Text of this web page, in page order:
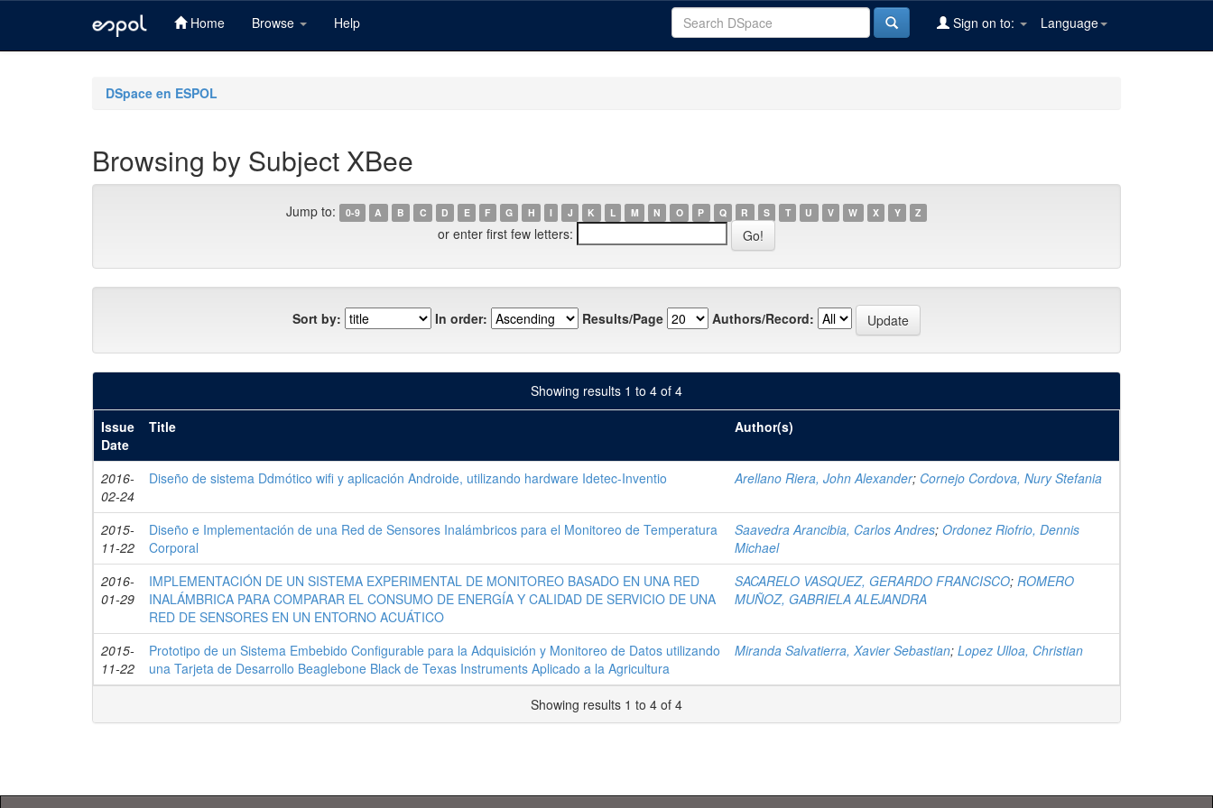
Home Browse Help Language
Sign on to:
DSpace en ESPOL
Browsing by Subject XBee
Jump to: 0-9 A B C D E F G H I J K L M N O P Q R S T U V W X Y Z
or enter first few letters:
Sort by: In order: Results/Page Authors/Record:
Showing results 1 to 4 of 4
Issue
Date
Title Author(s)
2016-
02-24
Diseño de sistema Ddmótico wifi y aplicación Androide, utilizando hardware Idetec-Inventio Arellano Riera, John Alexander; Cornejo Cordova, Nury Stefania
2015-
11-22
Diseño e Implementación de una Red de Sensores Inalámbricos para el Monitoreo de Temperatura
Corporal
Saavedra Arancibia, Carlos Andres; Ordonez Riofrio, Dennis
Michael
2016-
01-29
IMPLEMENTACIÓN DE UN SISTEMA EXPERIMENTAL DE MONITOREO BASADO EN UNA RED
INALÁMBRICA PARA COMPARAR EL CONSUMO DE ENERGÍA Y CALIDAD DE SERVICIO DE UNA
RED DE SENSORES EN UN ENTORNO ACUÁTICO
SACARELO VASQUEZ, GERARDO FRANCISCO; ROMERO
MUÑOZ, GABRIELA ALEJANDRA
2015-
11-22
Prototipo de un Sistema Embebido Configurable para la Adquisición y Monitoreo de Datos utilizando
una Tarjeta de Desarrollo Beaglebone Black de Texas Instruments Aplicado a la Agricultura
Miranda Salvatierra, Xavier Sebastian; Lopez Ulloa, Christian
Showing results 1 to 4 of 4